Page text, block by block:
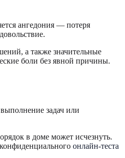
ангедония — потеря
а также значительные
боли без явной причины.
задач или
в доме может исчезнуть.
онлайн-теста